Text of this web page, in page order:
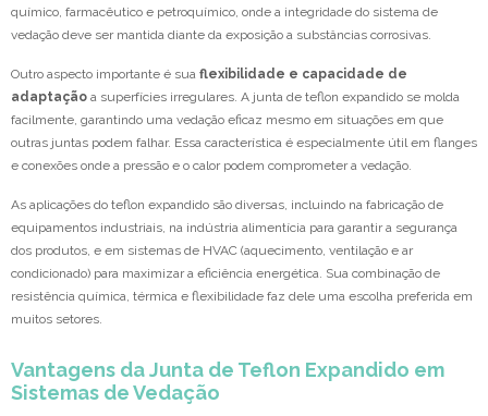
químico, farmacêutico e petroquímico, onde a integridade do sistema de
vedação deve ser mantida diante da exposição a substâncias corrosivas.
Outro aspecto importante é sua flexibilidade e capacidade de
adaptação a superfícies irregulares. A junta de teflon expandido se molda
facilmente, garantindo uma vedação eficaz mesmo em situações em que
outras juntas podem falhar. Essa característica é especialmente útil em flanges
e conexões onde a pressão e o calor podem comprometer a vedação.
As aplicações do teflon expandido são diversas, incluindo na fabricação de
equipamentos industriais, na indústria alimentícia para garantir a segurança
dos produtos, e em sistemas de HVAC (aquecimento, ventilação e ar
condicionado) para maximizar a eficiência energética. Sua combinação de
resistência química, térmica e flexibilidade faz dele uma escolha preferida em
muitos setores.
Vantagens da Junta de Teflon Expandido em
Sistemas de Vedação